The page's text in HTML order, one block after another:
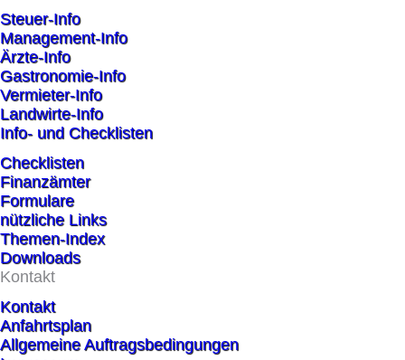
Steuer-Info
Management-Info
Ärzte-Info
Gastronomie-Info
Vermieter-Info
Landwirte-Info
Info- und Checklisten
Checklisten
Finanzämter
Formulare
nützliche Links
Themen-Index
Downloads
Kontakt
Kontakt
Anfahrtsplan
Allgemeine Auftragsbedingungen